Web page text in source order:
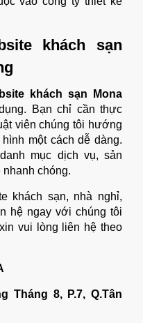
khách sạn
khách sạn
Mona
Bạn chỉ cần thực
viên chúng tôi hướng
một cách dễ dàng.
mục dịch vụ, sản
nhanh chóng.
khách sạn, nhà nghỉ,
hệ ngay với chúng tôi
vui lòng liên hệ theo
Tháng 8, P.7, Q.Tân